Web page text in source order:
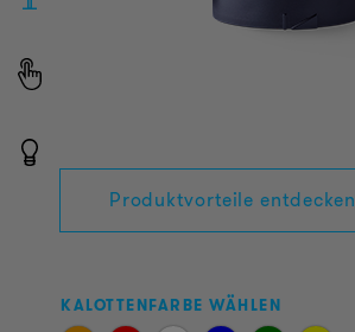
Produktvorteile entdecken
KALOTTENFARBE WÄHLEN